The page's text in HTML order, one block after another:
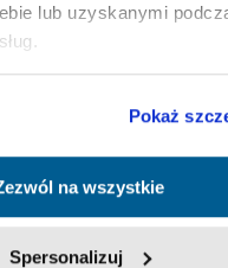
lub uzyskanymi
Pokaż
na wszystkie
Spersonalizuj
przeprowadzić cały
– przeprowadzenie
sprawdzić staw i funkcję
barku,
komputerowa.
elementów razem
diagnozy i co za